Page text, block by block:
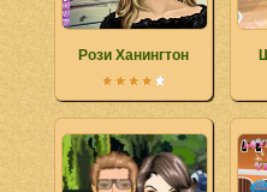
Рози Ханингтон